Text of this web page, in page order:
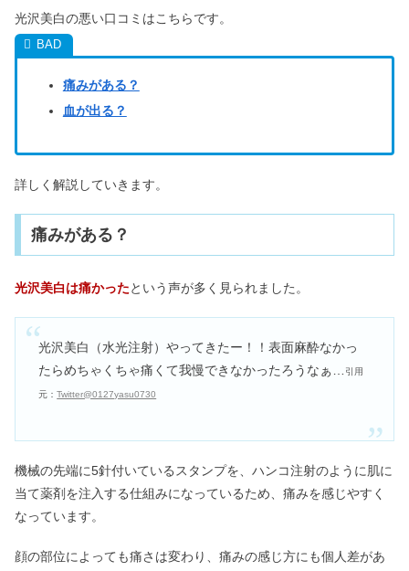
光沢美白の悪い口コミはこちらです。
痛みがある？
血が出る？
詳しく解説していきます。
痛みがある？
光沢美白は痛かったという声が多く見られました。
光沢美白（水光注射）やってきたー！！表面麻酔なかっ
たらめちゃくちゃ痛くて我慢できなかったろうなぁ…
引用
元：Twitter@0127yasu0730
機械の先端に5針付いているスタンプを、 ハンコ注射のように 肌に
当て薬剤を注入する仕組みになっているため、痛みを感じやすく
なっています。
顔の部位によっても痛さは変わり、痛みの感じ方にも個人差があ